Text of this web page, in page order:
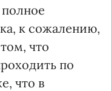
к сожалению,
что
по
что в